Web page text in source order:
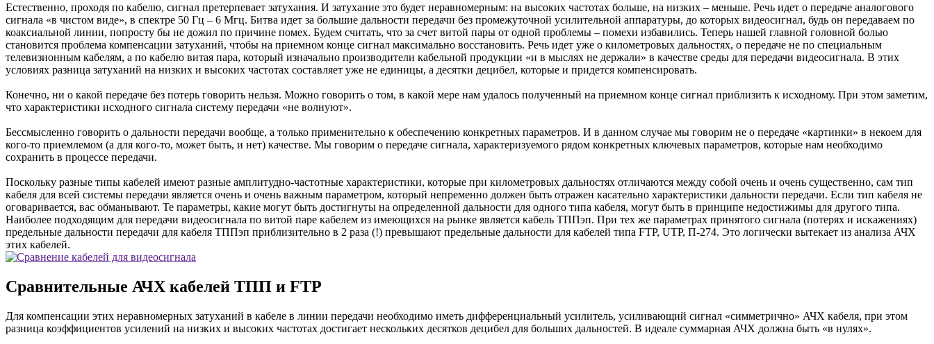
Естественно, проходя по кабелю, сигнал претерпевает затухания. И затухание это будет неравномерным: на высоких частотах больше, на низких – меньше. Речь идет о передаче аналогового
сигнала «в чистом виде», в спектре 50 Гц – 6 Мгц. Битва идет за большие дальности передачи без промежуточной усилительной аппаратуры, до которых видеосигнал, будь он передаваем по
коаксиальной линии, попросту бы не дожил по причине помех. Будем считать, что за счет витой пары от одной проблемы – помехи избавились. Теперь нашей главной головной болью
становится проблема компенсации затуханий, чтобы на приемном конце сигнал максимально восстановить. Речь идет уже о километровых дальностях, о передаче не по специальным
телевизионным кабелям, а по кабелю витая пара, который изначально производители кабельной продукции «и в мыслях не держали» в качестве среды для передачи видеосигнала. В этих
условиях разница затуханий на низких и высоких частотах составляет уже не единицы, а десятки децибел, которые и придется компенсировать.
Конечно, ни о какой передаче без потерь говорить нельзя. Можно говорить о том, в какой мере нам удалось полученный на приемном конце сигнал приблизить к исходному. При этом заметим,
что характеристики исходного сигнала систему передачи «не волнуют».
Бессмысленно говорить о дальности передачи вообще, а только применительно к обеспечению конкретных параметров. И в данном случае мы говорим не о передаче «картинки» в некоем для
кого-то приемлемом (а для кого-то, может быть, и нет) качестве. Мы говорим о передаче сигнала, характеризуемого рядом конкретных ключевых параметров, которые нам необходимо
сохранить в процессе передачи.
Поскольку разные типы кабелей имеют разные амплитудно-частотные характеристики, которые при километровых дальностях отличаются между собой очень и очень существенно, сам тип
кабеля для всей системы передачи является очень и очень важным параметром, который непременно должен быть отражен касательно характеристики дальности передачи. Если тип кабеля не
оговаривается, вас обманывают. Те параметры, какие могут быть достигнуты на определенной дальности для одного типа кабеля, могут быть в принципе недостижимы для другого типа.
Наиболее подходящим для передачи видеосигнала по витой паре кабелем из имеющихся на рынке является кабель ТППэп. При тех же параметрах принятого сигнала (потерях и искажениях)
предельные дальности передачи для кабеля ТППэп приблизительно в 2 раза (!) превышают предельные дальности для кабелей типа FTP, UTP, П-274. Это логически вытекает из анализа АЧХ
этих кабелей.
Сравнительные АЧХ кабелей ТПП и FTP
Для компенсации этих неравномерных затуханий в кабеле в линии передачи необходимо иметь дифференциальный усилитель, усиливающий сигнал «симметрично» АЧХ кабеля, при этом
разница коэффициентов усилений на низких и высоких частотах достигает нескольких десятков децибел для больших дальностей. В идеале суммарная АЧХ должна быть «в нулях».